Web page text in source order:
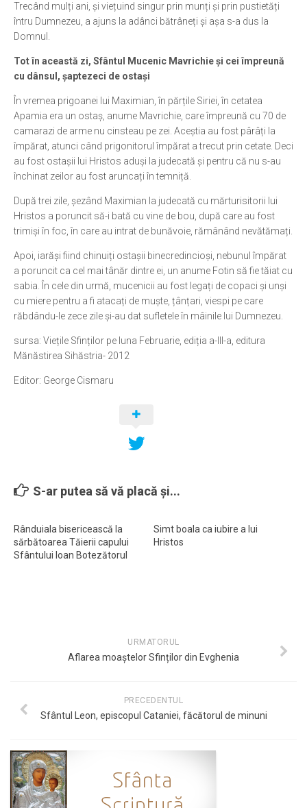
Trecând mulți ani, și viețuind singur prin munți și prin pustietăți
întru Dumnezeu, a ajuns la adânci bătrâneți și așa s-a dus la
Domnul.
Tot în această zi, Sfântul Mucenic Mavrichie și cei împreună
cu dânsul, șaptezeci de ostași
În vremea prigoanei lui Maximian, în părțile Siriei, în cetatea
Apamia era un ostaș, anume Mavrichie, care împreună cu 70 de
camarazi de arme nu cinsteau pe zei. Aceștia au fost pârâți la
împărat, atunci când prigonitorul împărat a trecut prin cetate. Deci
au fost ostașii lui Hristos aduși la judecată și pentru că nu s-au
închinat zeilor au fost aruncați în temniță.
După trei zile, șezând Maximian la judecată cu mărturisitorii lui
Hristos a poruncit să-i bată cu vine de bou, după care au fost
trimiși în foc, în care au intrat de bunăvoie, rămânând nevătămați.
Apoi, iarăși fiind chinuiți ostașii binecredincioși, nebunul împărat
a poruncit ca cel mai tânăr dintre ei, un anume Fotin să fie tăiat cu
sabia. În cele din urmă, mucenicii au fost legați de copaci și unși
cu miere pentru a fi atacați de muște, țânțari, viespi pe care
răbdându-le zece zile și-au dat sufletele în mâinile lui Dumnezeu.
sursa: Viețile Sfinților pe luna Februarie, ediția a-III-a, editura
Mănăstirea Sihăstria- 2012
Editor: George Cismaru
S-ar putea să vă placă și...
Rânduiala bisericească la
sărbătoarea Tăierii capului
Sfântului Ioan Botezătorul
Simt boala ca iubire a lui
Hristos
URMATORUL
Aflarea moaștelor Sfinților din Evghenia
PRECEDENTUL
Sfântul Leon, episcopul Cataniei, făcătorul de minuni